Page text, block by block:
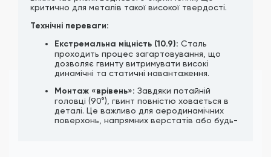
критично для металів такої високої твердості.
Технічні переваги:
Екстремальна міцність (10.9): Сталь
проходить процес загартовування, що
дозволяє гвинту витримувати високі
динамічні та статичні навантаження.
Монтаж «врівень»: Завдяки потайній
головці (90°), гвинт повністю ховається в
деталі. Це важливо для аеродинамічних
поверхонь, напрямних верстатів або будь-